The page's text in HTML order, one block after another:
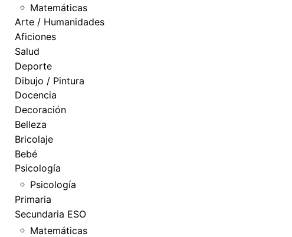
Matemáticas
Arte / Humanidades
Aficiones
Salud
Deporte
Dibujo / Pintura
Docencia
Decoración
Belleza
Bricolaje
Bebé
Psicología
Psicología
Primaria
Secundaria ESO
Matemáticas